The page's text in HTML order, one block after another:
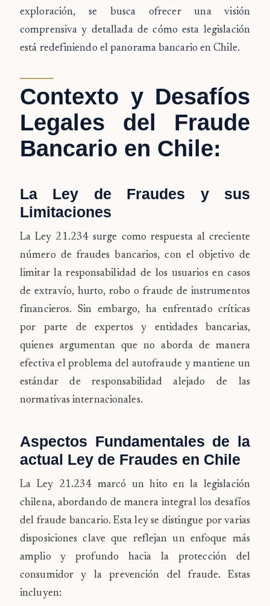
exploración, se busca ofrecer una visión
comprensiva y detallada de cómo esta legislación
está redefiniendo el panorama bancario en Chile.
Contexto y Desafíos
Legales del Fraude
Bancario en Chile:
La Ley de Fraudes y sus
Limitaciones
La Ley 21.234 surge como respuesta al creciente
número de fraudes bancarios, con el objetivo de
limitar la responsabilidad de los usuarios en casos
de extravío, hurto, robo o fraude de instrumentos
financieros. Sin embargo, ha enfrentado críticas
por parte de expertos y entidades bancarias,
quienes argumentan que no aborda de manera
efectiva el problema del autofraude y mantiene un
estándar de responsabilidad alejado de las
normativas internacionales.
Aspectos Fundamentales de la
actual Ley de Fraudes en Chile
La Ley 21.234 marcó un hito en la legislación
chilena, abordando de manera integral los desafíos
del fraude bancario. Esta ley se distingue por varias
disposiciones clave que reflejan un enfoque más
amplio y profundo hacia la protección del
consumidor y la prevención del fraude. Estas
incluyen: